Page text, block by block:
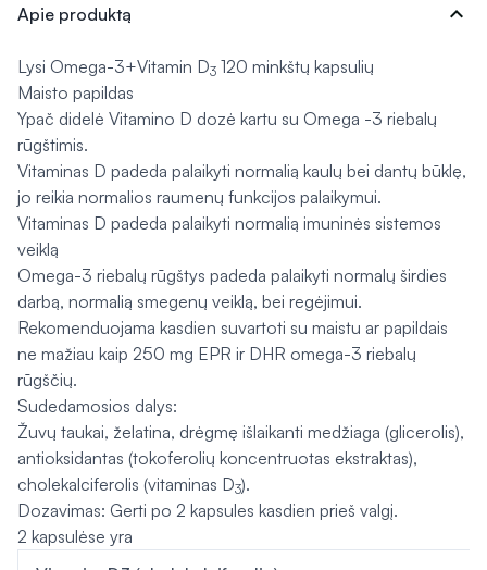
Apie produktą expand_more
Lysi Omega-3+Vitamin D3 120 minkštų kapsulių
Maisto papildas
Ypač didelė Vitamino D dozė kartu su Omega -3 riebalų
rūgštimis.
Vitaminas D padeda palaikyti normalią kaulų bei dantų būklę,
jo reikia normalios raumenų funkcijos palaikymui.
Vitaminas D padeda palaikyti normalią imuninės sistemos
veiklą
Omega-3 riebalų rūgštys padeda palaikyti normalų širdies
darbą, normalią smegenų veiklą, bei regėjimui.
Rekomenduojama kasdien suvartoti su maistu ar papildais
ne mažiau kaip 250 mg EPR ir DHR omega-3 riebalų
rūgščių.
Sudedamosios dalys:
Žuvų taukai, želatina, drėgmę išlaikanti medžiaga (glicerolis),
antioksidantas (tokoferolių koncentruotas ekstraktas),
cholekalciferolis (vitaminas D3).
Dozavimas: Gerti po 2 kapsules kasdien prieš valgį.
2 kapsulėse yra